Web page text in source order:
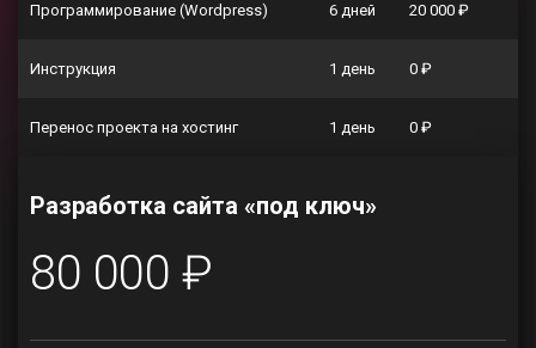
Программирование (Wordpress) 6 дней 20 000 ₽
Инструкция 1 день 0 ₽
Перенос проекта на хостинг 1 день 0 ₽
Разработка сайта «под ключ»
80 000 ₽